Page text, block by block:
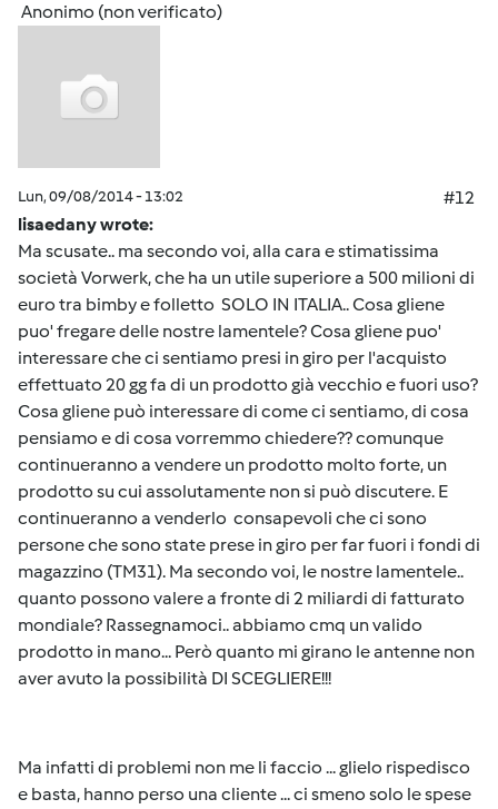
Anonimo (non verificato)
Lun, 09/08/2014 - 13:02
#12
lisaedany wrote:
Ma scusate.. ma secondo voi, alla cara e stimatissima
società Vorwerk, che ha un utile superiore a 500 milioni di
euro tra bimby e folletto SOLO IN ITALIA.. Cosa gliene
puo' fregare delle nostre lamentele? Cosa gliene puo'
interessare che ci sentiamo presi in giro per l'acquisto
effettuato 20 gg fa di un prodotto già vecchio e fuori uso?
Cosa gliene può interessare di come ci sentiamo, di cosa
pensiamo e di cosa vorremmo chiedere?? comunque
continueranno a vendere un prodotto molto forte, un
prodotto su cui assolutamente non si può discutere. E
continueranno a venderlo consapevoli che ci sono
persone che sono state prese in giro per far fuori i fondi di
magazzino (TM31). Ma secondo voi, le nostre lamentele..
quanto possono valere a fronte di 2 miliardi di fatturato
mondiale? Rassegnamoci.. abbiamo cmq un valido
prodotto in mano... Però quanto mi girano le antenne non
aver avuto la possibilità DI SCEGLIERE!!!
Ma infatti di problemi non me li faccio ... glielo rispedisco
e basta, hanno perso una cliente ... ci smeno solo le spese